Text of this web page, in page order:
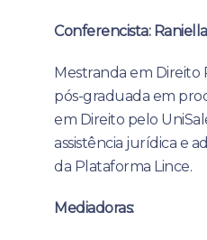
Conferencista:
Mestranda em Direito
pós-graduada em
em Direito pelo
assistência jurídica e
da Plataforma Lince.
Mediadoras: